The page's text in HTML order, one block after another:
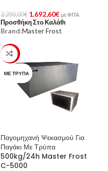
2.200,00€ 1.692,60€ με ΦΠΑ
Προσθήκη Στο Καλάθι
Brand:Master Frost
-23%
ΜΕ ΤΡΎΠΑ
Παγομηχανή Ψεκασμού Για
Παγάκι Με Τρύπα
500kg/24h Master Frost
C-5000